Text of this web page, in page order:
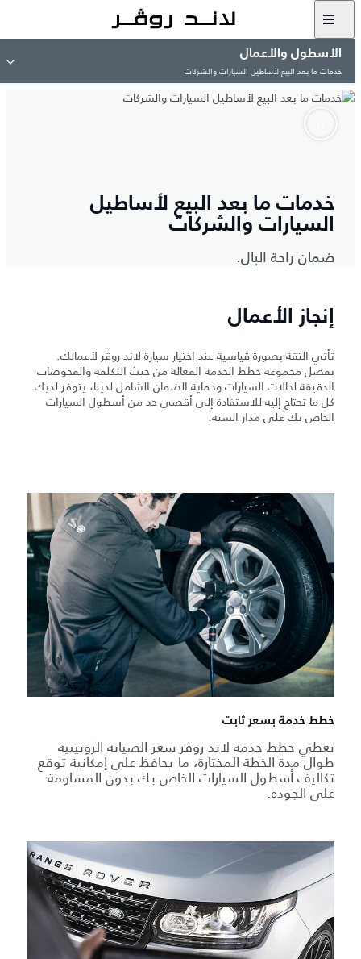
الأسطول والأعمال
خدمات ما بعد البيع لأساطيل السيارات والشركات
خدمات ما بعد البيع لأساطيل
السيارات والشركات
ضمان راحة البال.
إنجاز الأعمال
تأتي الثقة بصورة قياسية عند اختيار سيارة لاند روڤر لأعمالك.
بفضل مجموعة خطط الخدمة الفعالة من حيث التكلفة والفحوصات
الدقيقة لحالات السيارات وحماية الضمان الشامل لدينا، يتوفر لديك
كل ما تحتاج إليه للاستفادة إلى أقصى حد من أسطول السيارات
الخاص بك على مدار السنة.
خطط خدمة بسعر ثابت
تغطي خطط خدمة لاند روڤر سعر الصيانة الروتينية
طوال مدة الخطة المختارة، ما يحافظ على إمكانية توقع
تكاليف أسطول السيارات الخاص بك بدون المساومة
على الجودة.